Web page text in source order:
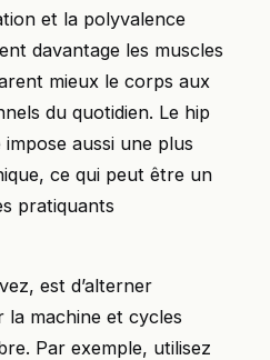
et la polyvalence
davantage les muscles
mieux le corps aux
du quotidien. Le hip
aussi une plus
ce qui peut être un
pratiquants
est d’alterner
la machine et cycles
Par exemple, utilisez